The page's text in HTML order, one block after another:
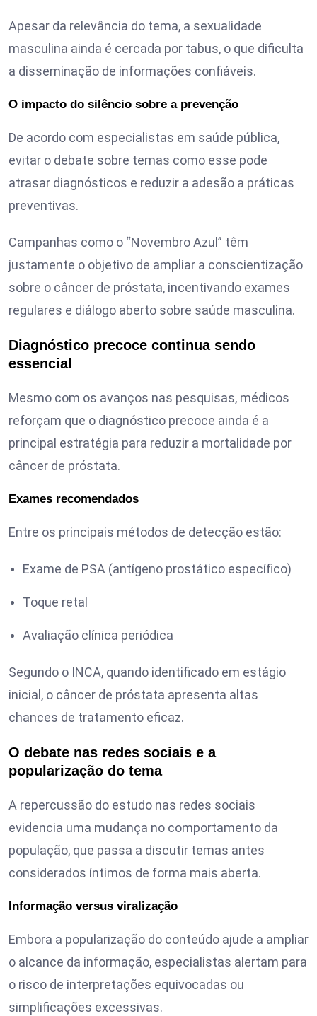
Apesar da relevância do tema, a sexualidade
masculina ainda é cercada por tabus, o que dificulta
a disseminação de informações confiáveis.
O impacto do silêncio sobre a prevenção
De acordo com especialistas em saúde pública,
evitar o debate sobre temas como esse pode
atrasar diagnósticos e reduzir a adesão a práticas
preventivas.
Campanhas como o “Novembro Azul” têm
justamente o objetivo de ampliar a conscientização
sobre o câncer de próstata, incentivando exames
regulares e diálogo aberto sobre saúde masculina.
Diagnóstico precoce continua sendo
essencial
Mesmo com os avanços nas pesquisas, médicos
reforçam que o diagnóstico precoce ainda é a
principal estratégia para reduzir a mortalidade por
câncer de próstata.
Exames recomendados
Entre os principais métodos de detecção estão:
Exame de PSA (antígeno prostático específico)
Toque retal
Avaliação clínica periódica
Segundo o INCA, quando identificado em estágio
inicial, o câncer de próstata apresenta altas
chances de tratamento eficaz.
O debate nas redes sociais e a
popularização do tema
A repercussão do estudo nas redes sociais
evidencia uma mudança no comportamento da
população, que passa a discutir temas antes
considerados íntimos de forma mais aberta.
Informação versus viralização
Embora a popularização do conteúdo ajude a ampliar
o alcance da informação, especialistas alertam para
o risco de interpretações equivocadas ou
simplificações excessivas.